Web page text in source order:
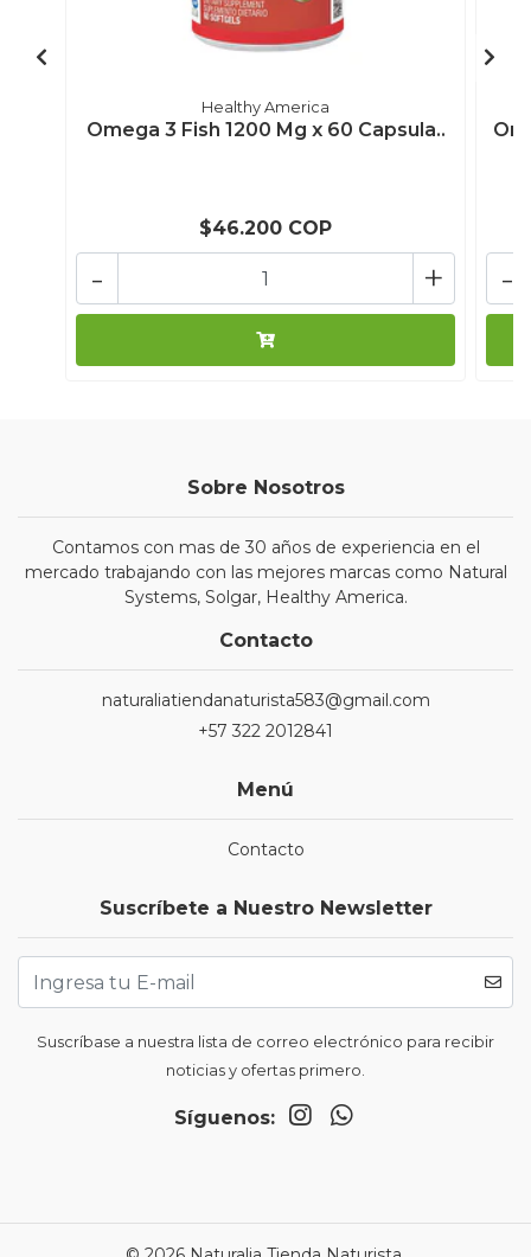
Healthy America
Omega 3 Fish 1200 Mg x 60 Capsula..
$46.200 COP
+
- -
Sobre Nosotros
Contamos con mas de 30 años de experiencia en el
mercado trabajando con las mejores marcas como Natural
Systems, Solgar, Healthy America.
Contacto
naturaliatiendanaturista583@gmail.com
+57 322 2012841
Menú
Contacto
Suscríbete a Nuestro Newsletter
Suscríbase a nuestra lista de correo electrónico para recibir
noticias y ofertas primero.
Síguenos: